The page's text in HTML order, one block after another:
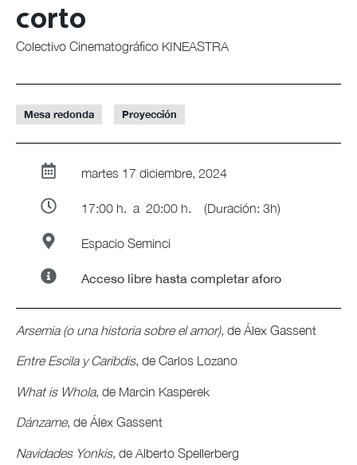
corto
Colectivo Cinematográfico KINEASTRA
Mesa redonda Proyección
martes 17 diciembre, 2024
17:00 h. a 20:00 h. (Duración: 3h)
Espacio Seminci
Acceso libre hasta completar aforo
Arsemia (o una historia sobre el amor), de Álex Gassent
Entre Escila y Caribdis, de Carlos Lozano
What is Whola, de Marcin Kasperek
Dánzame, de Álex Gassent
Navidades Yonkis, de Alberto Spellerberg